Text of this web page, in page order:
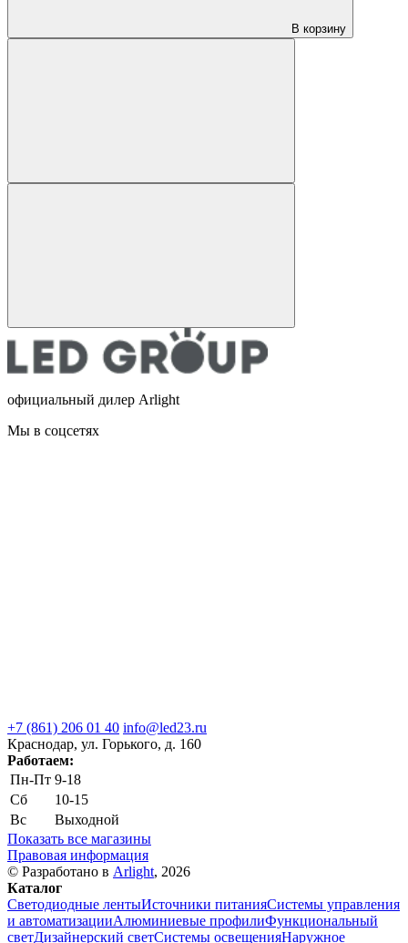
В корзину
официальный дилер Arlight
Мы в соцсетях
+7 (861) 206 01 40 info@led23.ru
Краснодар, ул. Горького, д. 160
Работаем:
Пн-Пт 9-18
Сб
10-15
Вс
Выходной
Показать все магазины
Правовая информация
© Разработано в Arlight, 2026
Каталог
Светодиодные лентыИсточники питанияСистемы управления
и автоматизацииАлюминиевые профилиФункциональный
светДизайнерский светСистемы освещенияНаружное